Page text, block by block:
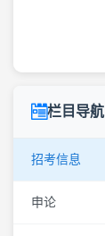
栏目导航
招考信息
申论